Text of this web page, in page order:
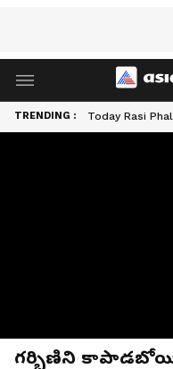
TRENDING : Today Rasi
గర్భిణిని కాపాడబోయి